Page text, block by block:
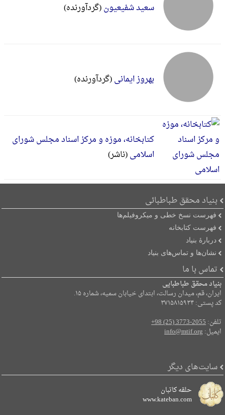
سعید شفیعیون(گردآورنده)
بهروز ایمانی(گردآورنده)
کتابخانه، موزه و مرکز اسناد مجلس شورای
اسلامی(ناشر)
بنیاد محقق طباطبائی
فهرست نسخ خطی و میکروفیلم‌ها
فهرست کتابخانه
دربارۀ بنیاد
نشان‌ها و تماس‌های بنیاد
تماس با ما
بنیاد محقق طباطبایی
ایران، قم، میدان رسالت، ابتدای خیابان سمیه، شماره ۱۵.
کد پستی: ۳۷۱۵۸۱۵۹۳۴
تلفن:+98 (25) 3773-2055
ایمیل:info@mtif.org
سایت‌های دیگر
حلقه کاتبان
www.kateban.com